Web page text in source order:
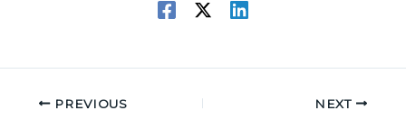
PREVIOUS NEXT